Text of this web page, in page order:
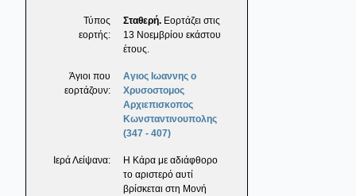
Τύπος
εορτής:
Σταθερή. Εορτάζει στις
13 Νοεμβρίου εκάστου
έτους.
Άγιοι που
εορτάζουν:
Αγιος Ιωαννης ο
Χρυσοστομος
Αρχιεπισκοπος
Κωνσταντινουπολης
(347 - 407)
Ιερά Λείψανα:
Η Κάρα με αδιάφθορο
το αριστερό αυτί
βρίσκεται στη Μονή